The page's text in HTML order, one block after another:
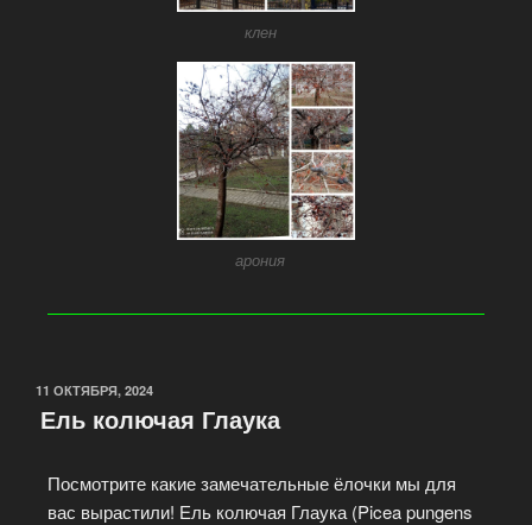
клен
арония
11 ОКТЯБРЯ, 2024
Ель колючая Глаука
Посмотрите какие замечательные ёлочки мы для
вас вырастили! Ель колючая Глаука (Picea pungens